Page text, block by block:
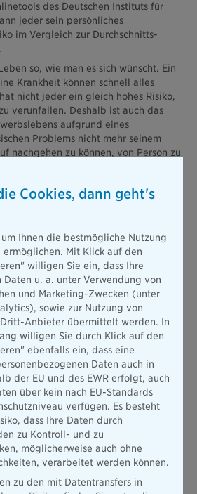
des Deutschen Instituts für
jeder sein persönliches
im Vergleich zur Durchschnitts-
so, wie man es sich wünscht. Ein
Krankheit können schnell alles
nicht jeder ein gleich hohes Risiko,
verunfallen. Deshalb ist auch das
aufgrund eines
Problems nicht mehr seinem
nachgehen zu können, von Person zu
Deutschen Instituts für Altersvorsorge
unterwww.wie-ist-mein-bu-risiko.de
Angaben kostenlos und
auf Studien und Statistiken
Berufsunfähigkeits-Risikos
das Alter, das Geschlecht, der
und die körperliche
Fragen zum Gewicht sowie zum
zu beantworten. Das angezeigte
eine modellhafte Darstellung.
die abgefragten Kriterien auf die
des Erwerbslebens berufsunfähig
ermittelte Schätzwert basiert auf
zum Thema.
Cookies, dann geht's
Ihnen die bestmögliche Nutzung
ermöglichen. Mit Klick auf den
willigen Sie ein, dass Ihre
Daten u. a. unter Verwendung von
und Marketing-Zwecken (unter
sowie zur Nutzung von
Anbieter übermittelt werden. In
willigen Sie durch Klick auf den
ebenfalls ein, dass eine
Daten auch in
der EU und des EWR erfolgt, auch
über kein nach EU-Standards
verfügen. Es besteht
dass Ihre Daten durch
zu Kontroll- und zu
möglicherweise auch ohne
verarbeitet werden können.
zu den mit Datentransfers in